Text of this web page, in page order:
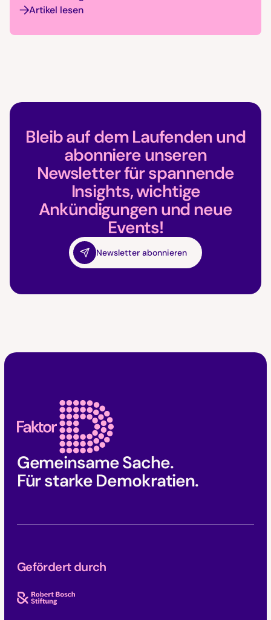
Artikel lesen
Bleib auf dem Laufenden und
abonniere unseren
Newsletter für spannende
Insights, wichtige
Ankündigungen und neue
Events!
Newsletter abonnieren
Faktor D Footer
Gemeinsame Sache.
Für starke Demokratien.
Gefördert durch